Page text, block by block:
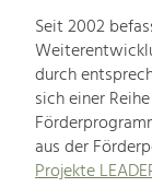
Seit 2002
durch
sich einer
aus der
Projekte